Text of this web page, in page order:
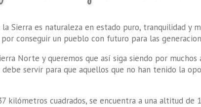
Sierra es naturaleza en estado puro, tranquilidad y
conseguir un pueblo con futuro para las
Norte y queremos que así siga siendo por muchos
servir para que aquellos que no han tenido la
kilómetros cuadrados, se encuentra a una altitud de